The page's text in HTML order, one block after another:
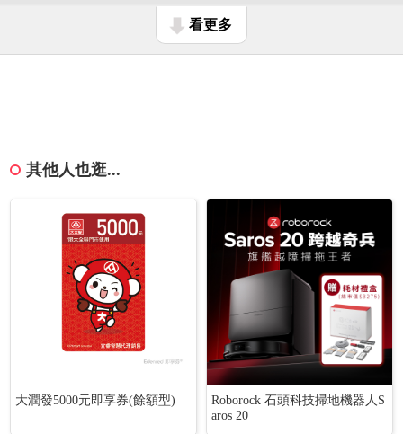
看更多
其他人也逛...
大潤發5000元即享券(餘額型)
Roborock 石頭科技掃地機器人S
aros 20